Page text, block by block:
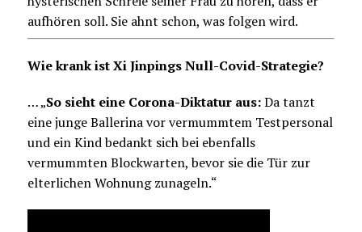
aufhören soll. Sie ahnt schon, was folgen wird.
Wie krank ist Xi Jinpings Null-Covid-Strategie?
… „So sieht eine Corona-Diktatur aus:Da tanzt
eine junge Ballerina vor vermummtem Testpersonal
und ein Kind bedankt sich bei ebenfalls
vermummten Blockwarten, bevor sie die Tür zur
elterlichen Wohnung zunageln.“